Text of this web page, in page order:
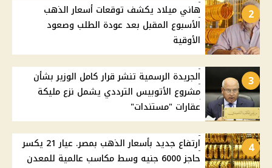
2
هاني ميلاد يكشف توقعات أسعار الذهب
الأسبوع المقبل بعد عودة الطلب وصعود
الأوقية
3
الجريدة الرسمية تنشر قرار كامل الوزير بشأن
مشروع الأتوبيس الترددي يشمل نزع مليكة
عقارات "مستندات"
4
ارتفاع جديد بأسعار الذهب بمصر. عيار 21 يكسر
حاجز 6000 جنيه وسط مكاسب عالمية للمعدن